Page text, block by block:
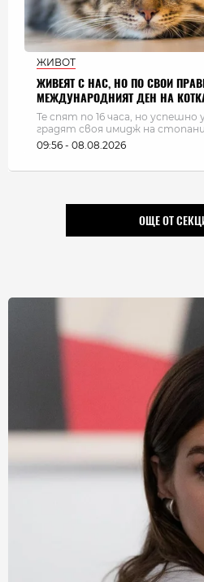
ЖИВОТ
ЖИВЕЯТ С НАС, НО ПО СВОИ
МЕЖДУНАРОДНИЯТ ДЕН НА
Те спят по 16 часа, но
градят своя имидж на стопани
09:56 - 08.08.2026
ОЩЕ ОТ